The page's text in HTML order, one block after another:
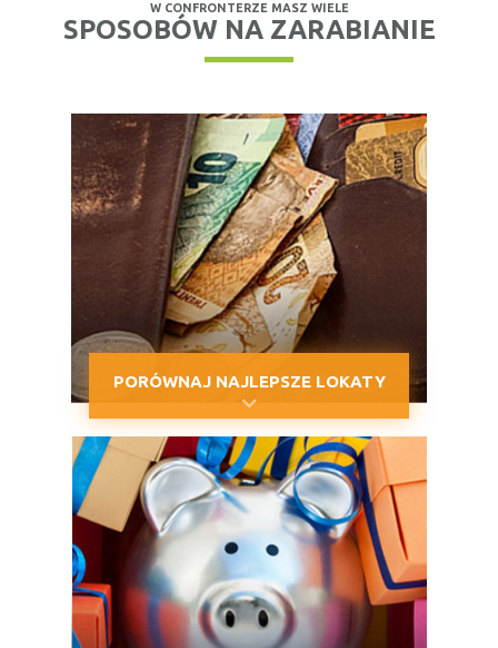
W CONFRONTERZE MASZ WIELE
SPOSOBÓW NA ZARABIANIE
PORÓWNAJ NAJLEPSZE LOKATY